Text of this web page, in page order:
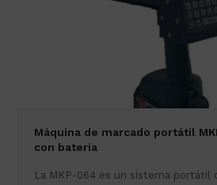
Máquina de marcado portátil
con batería
La MKP-064 es un sistema portátil